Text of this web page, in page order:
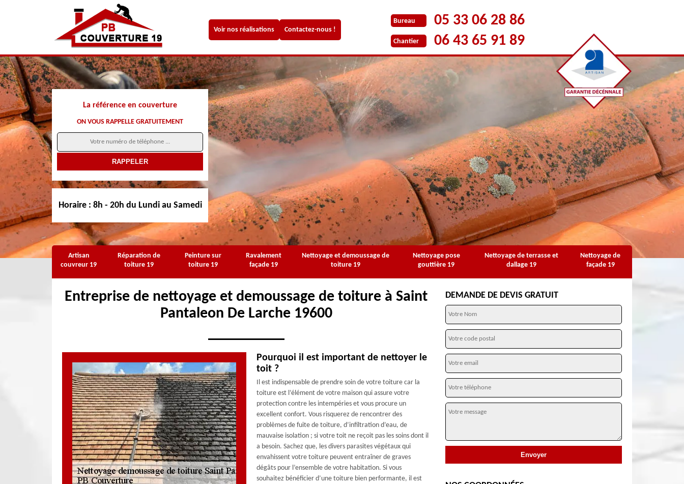
Voir nos réalisations Contactez-nous !
Bureau 05 33 06 28 86
Chantier 06 43 65 91 89
La référence en couverture
ON VOUS RAPPELLE GRATUITEMENT
Horaire : 8h - 20h du Lundi au Samedi
Artisan
couvreur 19
Réparation de
toiture 19
Peinture sur
toiture 19
Ravalement
façade 19
Nettoyage et demoussage de
toiture 19
Nettoyage pose
gouttière 19
Nettoyage de terrasse et
dallage 19
Nettoyage de
façade 19
Entreprise de nettoyage et demoussage de toiture à Saint
Pantaleon De Larche 19600
Pourquoi il est important de nettoyer le
toit ?
Il est indispensable de prendre soin de votre toiture car la
toiture est l’élément de votre maison qui assure votre
protection contre les intempéries et vous procure un
excellent confort. Vous risquerez de rencontrer des
problèmes de fuite de toiture, d’infiltration d’eau, de
mauvaise isolation ; si votre toit ne reçoit pas les soins dont il
a besoin. Sachez que, les divers parasites végétaux qui
envahissent votre toiture peuvent entraîner de graves
dégâts pour l’ensemble de votre habitation. Si vous
souhaitez bénéficier d’une toiture bien performante, il est
DEMANDE DE DEVIS GRATUIT